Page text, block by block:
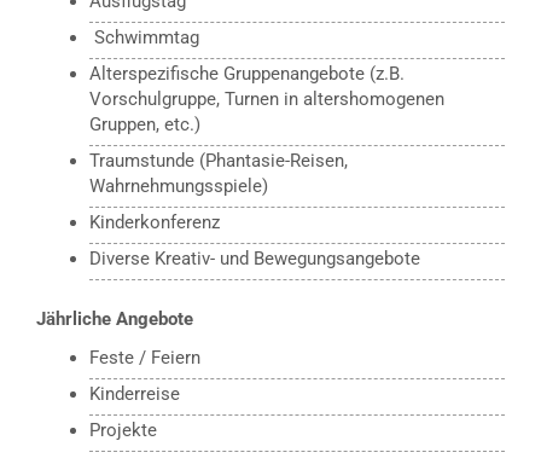
Schwimmtag
Alterspezifische Gruppenangebote (z.B.
Vorschulgruppe, Turnen in altershomogenen
Gruppen, etc.)
Traumstunde (Phantasie-Reisen,
Wahrnehmungsspiele)
Kinderkonferenz
Diverse Kreativ- und Bewegungsangebote
Jährliche Angebote
Feste / Feiern
Kinderreise
Projekte